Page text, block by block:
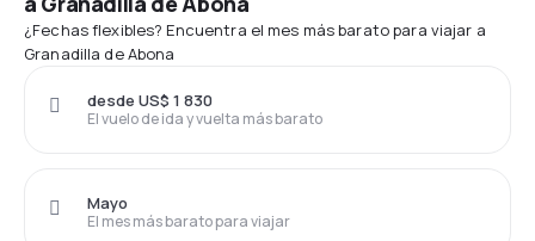
¿Fechas flexibles? Encuentra el mes más barato para viajar a
Granadilla de Abona
El vuelo de ida y vuelta más barato
desde US$ 1 830
El mes más barato para viajar
Mayo